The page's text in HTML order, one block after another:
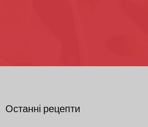
Останні рецепти